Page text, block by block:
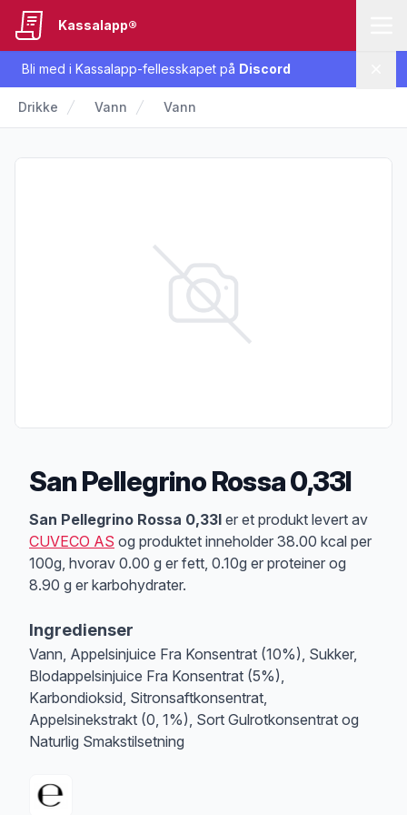
Bli med i Kassalapp-fellesskapet på Discord
Kassalapp®
Drikke Vann Vann
San Pellegrino Rossa 0,33l
Produktbeskrivelse
San Pellegrino Rossa 0,33l er et produkt levert av
CUVECO AS og produktet inneholder 38.00 kcal per
100g, hvorav 0.00 g er fett, 0.10g er proteiner og
8.90 g er karbohydrater.
Ingredienser
Vann, Appelsinjuice Fra Konsentrat (10%), Sukker,
Blodappelsinjuice Fra Konsentrat (5%),
Karbondioksid, Sitronsaftkonsentrat,
Appelsinekstrakt (0, 1%), Sort Gulrotkonsentrat og
Naturlig Smakstilsetning